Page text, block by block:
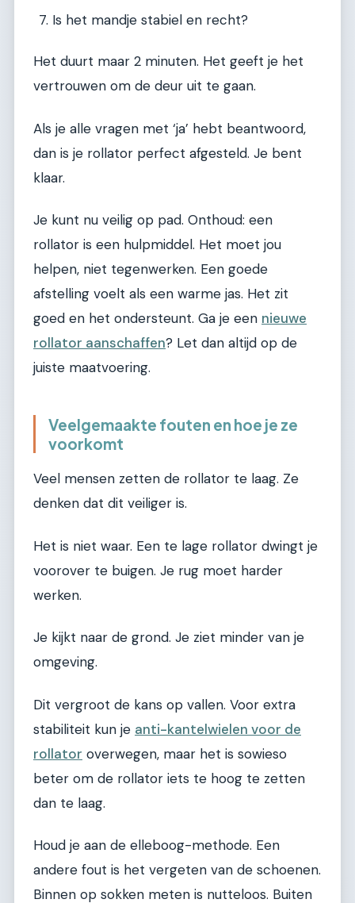
Is het mandje stabiel en recht?
Het duurt maar 2 minuten. Het geeft je het
vertrouwen om de deur uit te gaan.
Als je alle vragen met ‘ja’ hebt beantwoord,
dan is je rollator perfect afgesteld. Je bent
klaar.
Je kunt nu veilig op pad. Onthoud: een
rollator is een hulpmiddel. Het moet jou
helpen, niet tegenwerken. Een goede
afstelling voelt als een warme jas. Het zit
goed en het ondersteunt. Ga je een nieuwe
rollator aanschaffen? Let dan altijd op de
juiste maatvoering.
Veelgemaakte fouten en hoe je ze
voorkomt
Veel mensen zetten de rollator te laag. Ze
denken dat dit veiliger is.
Het is niet waar. Een te lage rollator dwingt je
voorover te buigen. Je rug moet harder
werken.
Je kijkt naar de grond. Je ziet minder van je
omgeving.
Dit vergroot de kans op vallen. Voor extra
stabiliteit kun je anti-kantelwielen voor de
rollator overwegen, maar het is sowieso
beter om de rollator iets te hoog te zetten
dan te laag.
Houd je aan de elleboog-methode. Een
andere fout is het vergeten van de schoenen.
Binnen op sokken meten is nutteloos. Buiten